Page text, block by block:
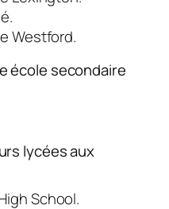
Westford.
école secondaire
lycées aux
School.